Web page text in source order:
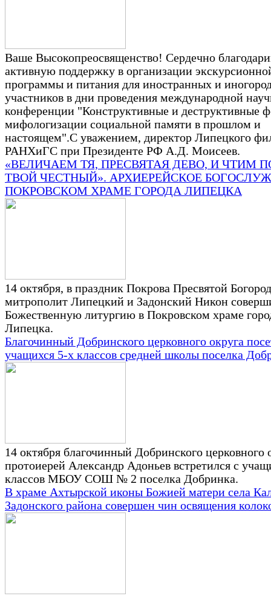
Ваше Высокопреосвященство! Сердечно
активную поддержку в организации
программы и питания для иностранных и
участников в дни проведения международной
конференции "Конструктивные и деструктивные
мифологизации социальной памяти в прошлом и
настоящем".С уважением, директор Липецкого
РАНХиГС при Президенте РФ А.Д. Моисеев.
«ВЕЛИЧАЕМ ТЯ, ПРЕСВЯТАЯ ДЕВО, И ЧТИМ
ТВОЙ ЧЕСТНЫЙ». АРХИЕРЕЙСКОЕ
ПОКРОВСКОМ ХРАМЕ ГОРОДА ЛИПЕЦКА
14 октября, в праздник Покрова Пресвятой
митрополит Липецкий и Задонский Никон
Божественную литургию в Покровском храме
Липецка.
Благочинный Добринского церковного округа
учащихся 5-х классов средней школы поселка
14 октября благочинный Добринского церковного
протоиерей Александр Адоньев встретился с
классов МБОУ СОШ № 2 поселка Добринка.
В храме Ахтырской иконы Божией матери села
Задонского района совершен чин освящения